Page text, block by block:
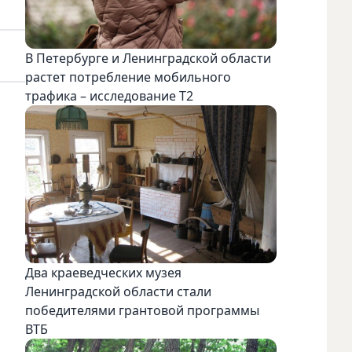
В Петербурге и Ленинградской области
растет потребление мобильного
трафика – исследование T2
Два краеведческих музея
Ленинградской области стали
победителями грантовой программы
ВТБ